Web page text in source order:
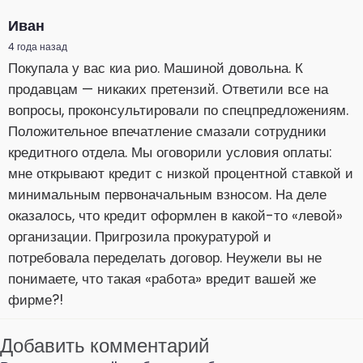
Иван
4 года назад
Покупала у вас киа рио. Машиной довольна. К
продавцам — никаких претензий. Ответили все на
вопросы, проконсультировали по спецпредложениям.
Положительное впечатление смазали сотрудники
кредитного отдела. Мы оговорили условия оплаты:
мне открывают кредит с низкой процентной ставкой и
минимальным первоначальным взносом. На деле
оказалось, что кредит оформлен в какой-то «левой»
организации. Пригрозила прокуратурой и
потребовала переделать договор. Неужели вы не
понимаете, что такая «работа» вредит вашей же
фирме?!
Добавить комментарий